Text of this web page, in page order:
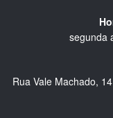
segunda
Rua Vale Machado,